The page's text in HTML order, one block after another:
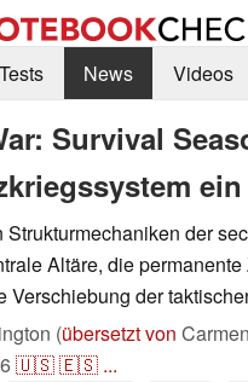
Tests
News Videos
Survival
ein
Strukturmechaniken der
Altäre, die
Verschiebung der
(übersetzt von
🇺🇸🇪🇸 ...